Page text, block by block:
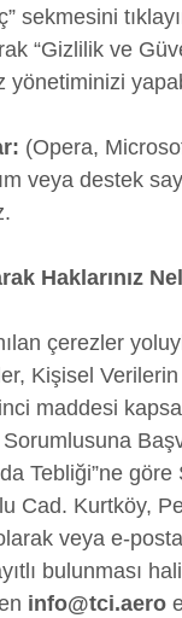
sekmesini
“Gizlilik ve
yönetiminizi
(Opera,
veya destek
Haklarınız
çerezler
Kişisel Verilerin
maddesi
Tebliği”ne
Cad. Kurtköy,
veya e-
bulunması
info@tci.aero